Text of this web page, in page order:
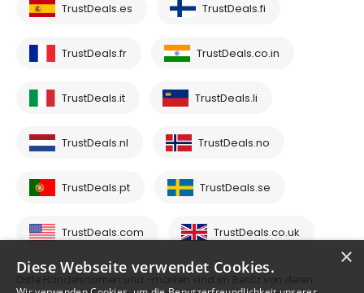
TrustDeals.es TrustDeals.fi
TrustDeals.fr TrustDeals.co.in
TrustDeals.it TrustDeals.li
TrustDeals.nl TrustDeals.no
TrustDeals.pt TrustDeals.se
TrustDeals.com TrustDeals.co.uk
×
Diese Webseite verwendet Cookies.